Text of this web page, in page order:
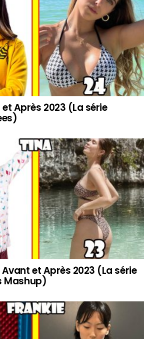
Après 2023 (La série
et Après 2023 (La série
Mashup)